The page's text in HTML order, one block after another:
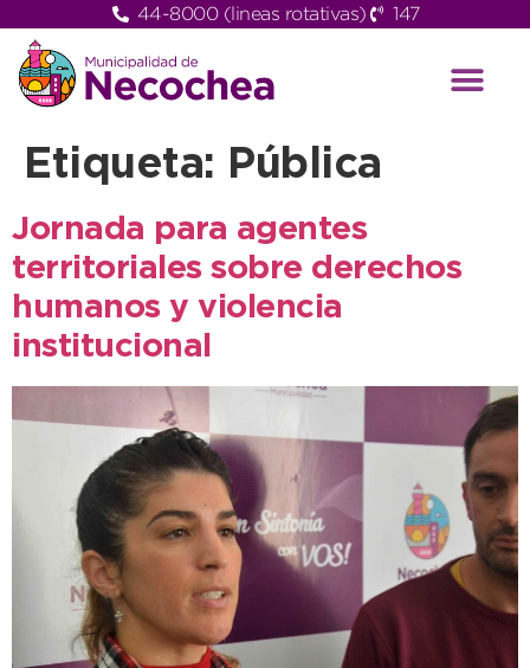
44-8000 (lineas rotativas) 147
Etiqueta: Pública
Jornada para agentes
territoriales sobre derechos
humanos y violencia
institucional